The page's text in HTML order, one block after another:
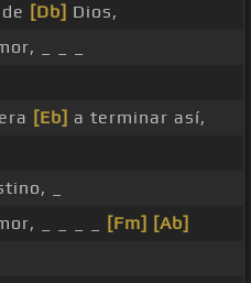
[Db] Dios,
_ _ _
[Eb] a terminar así,
_
_ _ _ _ [Fm] [Ab]